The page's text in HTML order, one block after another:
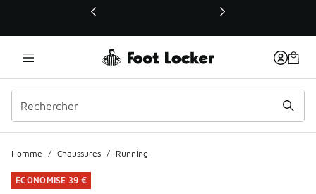
Ce lien ouvrira une nouvelle fenêtre
Homme / Chaussures / Running
ÉCONOMISE 39 €